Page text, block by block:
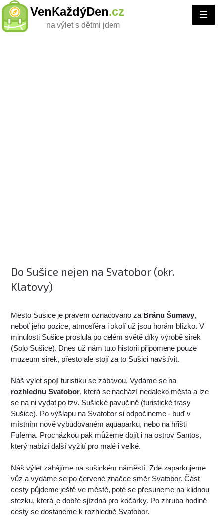
VenKaždýDen.cz
na výlet s dětmi jdem
Do Sušice nejen na Svatobor (okr.
Klatovy)
Město Sušice je právem označováno za Bránu Šumavy,
neboť jeho pozice, atmosféra i okolí už jsou horám blízko. V
minulosti Sušice proslula po celém světě díky výrobě sirek
(Solo Sušice). Dnes už nám tuto historii připomene pouze
muzeum sirek, přesto ale stojí za to Sušici navštívit.
Náš výlet spojí turistiku se zábavou. Vydáme se na
rozhlednu Svatobor, která se nachází nedaleko města a lze
se na ni vydat po tzv. Sušické pavučině (turistické trasy
Sušice). Po výšlapu na Svatobor si odpočineme - buď v
místním nově vybudovaném aquaparku, nebo na hřišti
Fuferna. Procházkou pak můžeme dojít i na ostrov Santos,
který nabízí další vyžití pro malé i velké.
Náš výlet zahájíme na sušickém náměstí. Zde zaparkujeme
vůz a vydáme se po červené značce směr Svatobor. Část
cesty půjdeme ještě ve městě, poté se přesuneme na klidnou
stezku, která je dobře sjízdná pro kočárky. Po zhruba hodině
cesty se dostaneme k rozhledně Svatobor.